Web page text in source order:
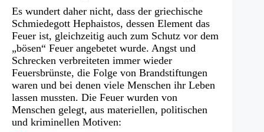
Es wundert daher nicht, dass der griechische
Schmiedegott Hephaistos, dessen Element das
Feuer ist, gleichzeitig auch zum Schutz vor dem
„bösen“ Feuer angebetet wurde. Angst und
Schrecken verbreiteten immer wieder
Feuersbrünste, die Folge von Brandstiftungen
waren und bei denen viele Menschen ihr Leben
lassen mussten. Die Feuer wurden von
Menschen gelegt, aus materiellen, politischen
und kriminellen Motiven: